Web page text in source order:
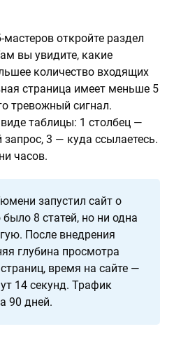
откройте раздел
вы увидите, какие
количество входящих
страница имеет меньше 5
тревожный сигнал.
таблицы: 1 столбец —
3 — куда ссылаетесь.
часов.
запустил сайт о
8 статей, но ни одна
После внедрения
глубина просмотра
время на сайте —
14 секунд. Трафик
90 дней.